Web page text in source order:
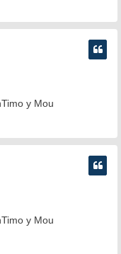
y Mou
y Mou